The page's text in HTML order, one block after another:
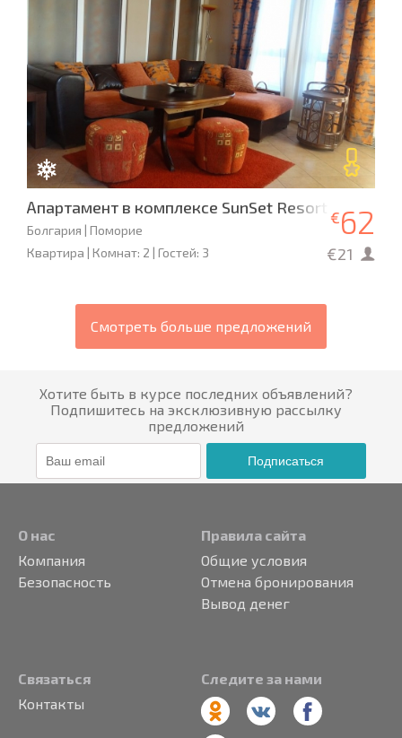
Апартамент в комплексе SunSet Resort
Болгария | Поморие
Квартира | Комнат: 2 | Гостей: 3
€62
€21
Смотреть больше предложений
Хотите быть в курсе последних объявлений?
Подпишитесь на эксклюзивную рассылку
предложений
Подписаться
О нас
Компания
Безопасность
Правила сайта
Общие условия
Отмена бронирования
Вывод денег
Связаться
Контакты
Следите за нами